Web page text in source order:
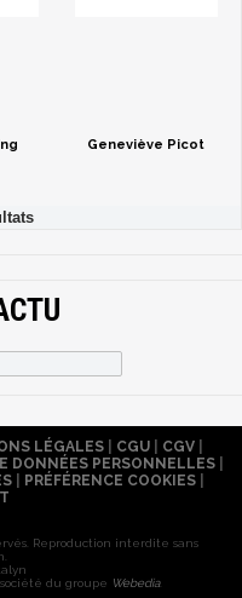
Geneviève Picot
LÉGALES| CGU| CGV|
DONNÉES PERSONNELLES
PRÉFÉRENCE COOKIES
Reproduction interdite sans
du groupe Webedia.